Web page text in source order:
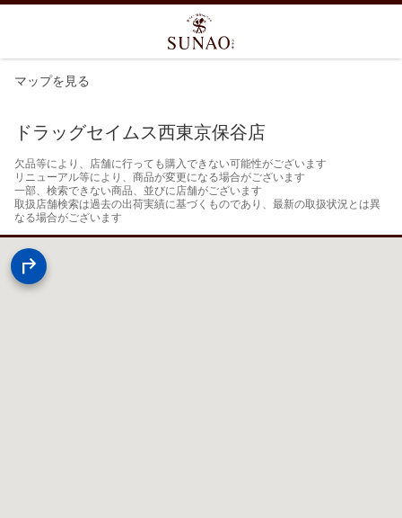
マップを見る
ドラッグセイムス西東京保谷店
欠品等により、店舗に行っても購入できない可能性がございます
リニューアル等により、商品が変更になる場合がございます
一部、検索できない商品、並びに店舗がございます
取扱店舗検索は過去の出荷実績に基づくものであり、最新の取扱状況とは異
なる場合がございます